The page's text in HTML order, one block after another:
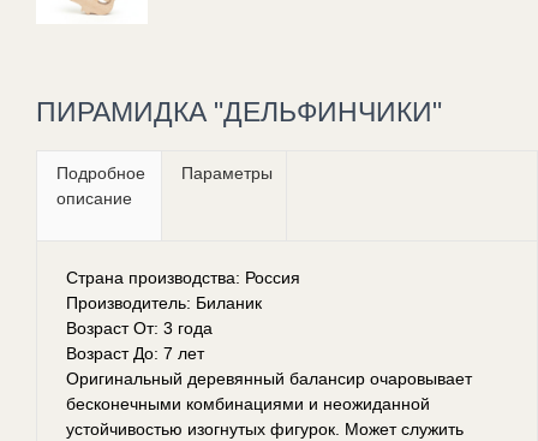
ПИРАМИДКА "ДЕЛЬФИНЧИКИ"
Подробное
описание
Параметры
Страна производства: Россия
Производитель: Биланик
Возраст От: 3 года
Возраст До: 7 лет
Оригинальный деревянный балансир очаровывает
бесконечными комбинациями и неожиданной
устойчивостью изогнутых фигурок. Может служить